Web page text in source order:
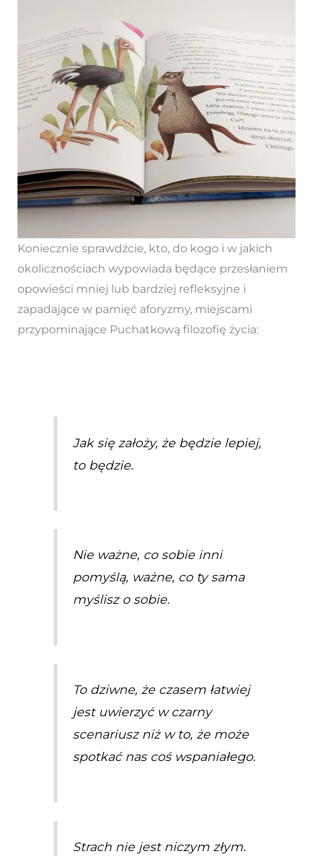
Koniecznie sprawdźcie, kto, do kogo i w jakich
okolicznościach wypowiada będące przesłaniem
opowieści mniej lub bardziej refleksyjne i
zapadające w pamięć aforyzmy, miejscami
przypominające Puchatkową filozofię życia:
Jak się założy, że będzie lepiej,
to będzie.
Nie ważne, co sobie inni
pomyślą, ważne, co ty sama
myślisz o sobie.
To dziwne, że czasem łatwiej
jest uwierzyć w czarny
scenariusz niż w to, że może
spotkać nas coś wspaniałego.
Strach nie jest niczym złym.